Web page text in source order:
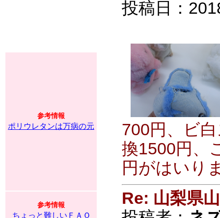
参考情報
ポリウレタンは万病の元
参考情報
ちょっと難しいＦＡＱ
投稿日：
700円、ビ
換1500円、
円がはいり
Re: 山梨県